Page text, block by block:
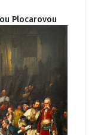
Plocarovou